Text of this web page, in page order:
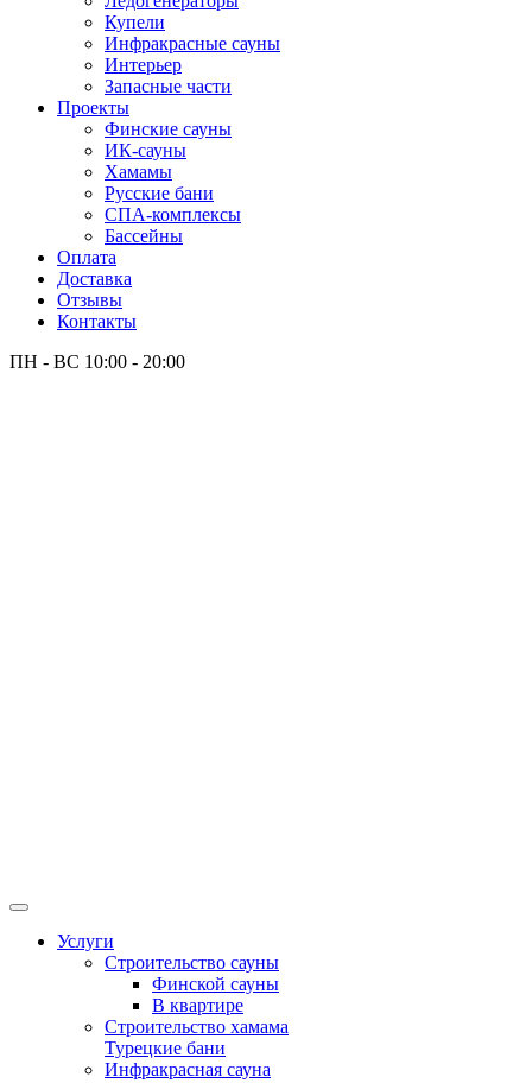
Купели
Инфракрасные сауны
Интерьер
Запасные части
Проекты
Финские сауны
ИК-сауны
Хамамы
Русские бани
СПА-комплексы
Бассейны
Оплата
Доставка
Отзывы
Контакты
ПН - ВС 10:00 - 20:00
Услуги
Строительство сауны
Финской сауны
В квартире
Строительство хамама
Турецкие бани
Инфракрасная сауна